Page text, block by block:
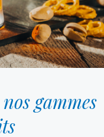
nos gammes